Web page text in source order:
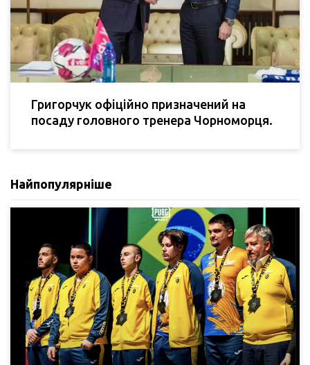
Григорчук офіційно призначений на
посаду головного тренера Чорноморця.
Найпопулярніше